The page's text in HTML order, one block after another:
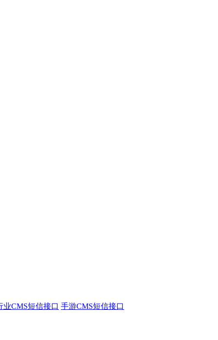
业CMS短信接口 手游CMS短信接口